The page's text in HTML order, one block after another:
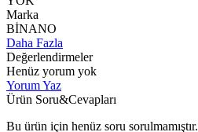
Marka
BİNANO
Daha Fazla
Değerlendirmeler
Henüz yorum yok
Yorum Yaz
Ürün Soru&Cevapları
Bu ürün için henüz soru sorulmamıştır.